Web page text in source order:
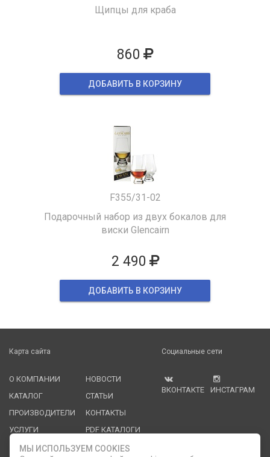
Щипцы для краба
860
ДОБАВИТЬ В КОРЗИНУ
F355/31-02
Подарочный набор из двух бокалов для
виски Glencairn
2 490
ДОБАВИТЬ В КОРЗИНУ
Карта сайта
О КОМПАНИИ
КАТАЛОГ
ПРОИЗВОДИТЕЛИ
УСЛУГИ
НОВОСТИ
СТАТЬИ
КОНТАКТЫ
PDF КАТАЛОГИ
ОПЛАТА И
Социальные сети
ВКОНТАКТЕ ИНСТАГРАМ
МЫ ИСПОЛЬЗУЕМ COOKIES